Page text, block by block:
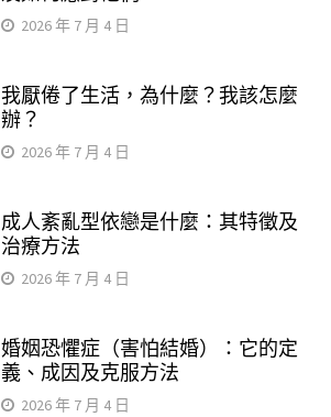
2026 年 7 月 4 日
我厭倦了生活，為什麼？我該怎麼
辦？
2026 年 7 月 4 日
成人紊亂型依戀是什麼：其特徵及
治療方法
2026 年 7 月 4 日
婚姻恐懼症（害怕結婚）：它的定
義、成因及克服方法
2026 年 7 月 4 日